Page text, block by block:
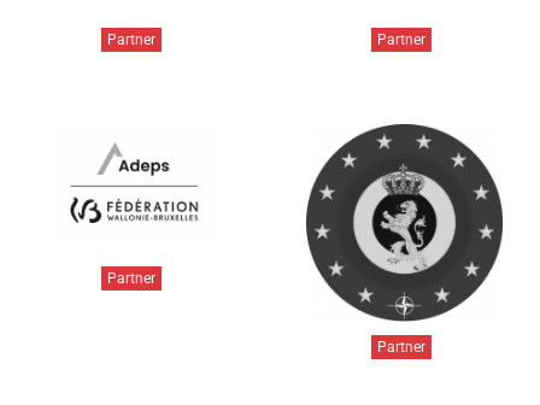
Partner Partner
Partner
Partner